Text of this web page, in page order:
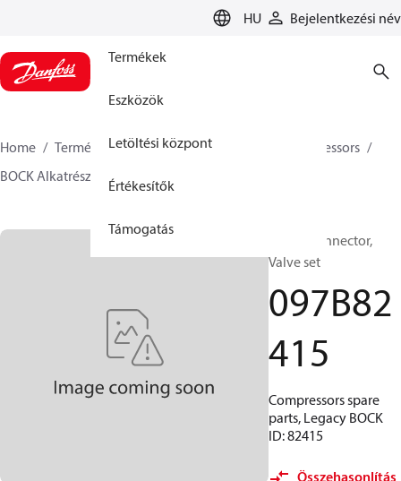
HU Bejelentkezési név
Termékek
Eszközök
Letöltési központ
Értékesítők
Támogatás
Home Termékek Climate Solution Fűtés
Compressors
BOCK Alkatrészek és tartozékok
BOCK, Connector,
Valve set
097B82
415
Compressors spare
parts, Legacy BOCK
ID: 82415
Összehasonlítás